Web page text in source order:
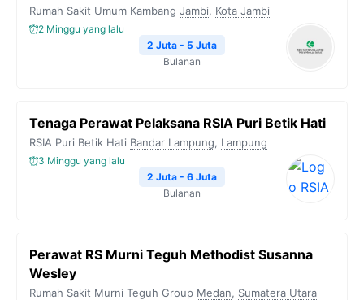
Rumah Sakit Umum Kambang Jambi, Kota Jambi
2 Minggu yang lalu
2 Juta - 5 Juta
Bulanan
Tenaga Perawat Pelaksana RSIA Puri Betik Hati
RSIA Puri Betik Hati Bandar Lampung, Lampung
3 Minggu yang lalu
2 Juta - 6 Juta
Bulanan
Perawat RS Murni Teguh Methodist Susanna
Wesley
Rumah Sakit Murni Teguh Group Medan, Sumatera Utara